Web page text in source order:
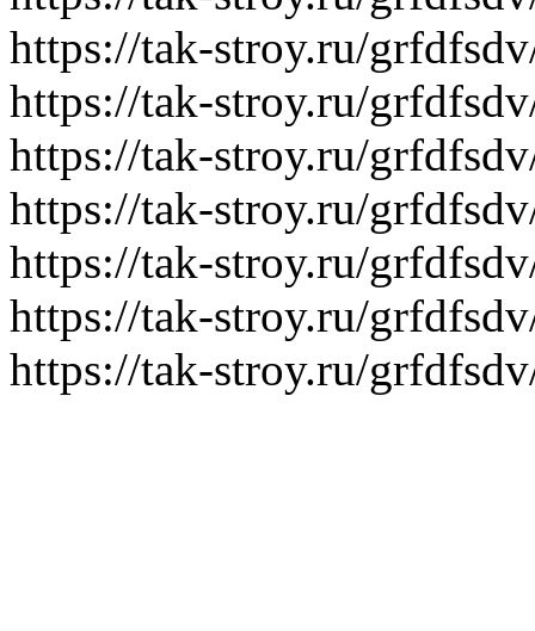
https://tak-stroy.ru/
https://tak-stroy.ru/
https://tak-stroy.ru/
https://tak-stroy.ru/
https://tak-stroy.ru/
https://tak-stroy.ru/
https://tak-stroy.ru/